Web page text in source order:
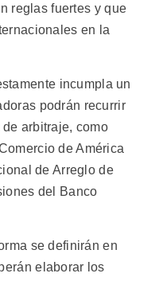
reglas fuertes y que
en la
incumpla un
podrán recurrir
arbitraje, como
de América
de Arreglo de
del Banco
se definirán en
elaborar los